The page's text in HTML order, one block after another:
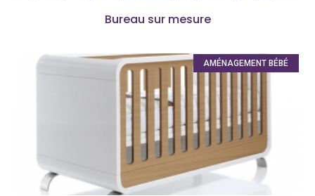
Bureau sur mesure
AMÉNAGEMENT BÉBÉ